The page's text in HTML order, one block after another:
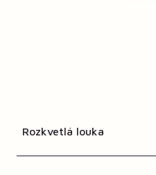
Rozkvetlá louka